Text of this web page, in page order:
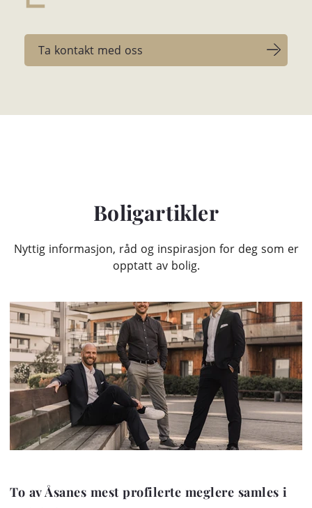
Ta kontakt med oss
Boligartikler
Nyttig informasjon, råd og inspirasjon for deg som er
opptatt av bolig.
To av Åsanes mest profilerte meglere samles i